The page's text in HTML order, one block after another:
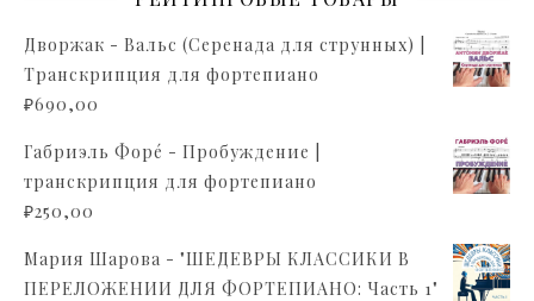
Дворжак - Вальс (Серенада для струнных) |
Транскрипция для фортепиано
₽690,00
Габриэль Форé - Пробуждение |
транскрипция для фортепиано
₽250,00
Мария Шарова - "ШЕДЕВРЫ КЛАССИКИ В
ПЕРЕЛОЖЕНИИ ДЛЯ ФОРТЕПИАНО: Часть 1"